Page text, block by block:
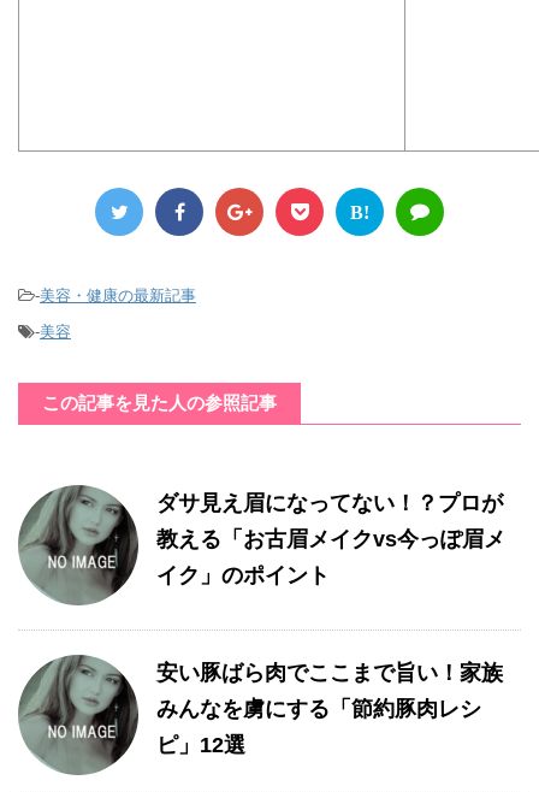
B!
-美容・健康の最新記事
-美容
この記事を見た人の参照記事
ダサ見え眉になってない！？プロが
教える「お古眉メイクvs今っぽ眉メ
イク」のポイント
安い豚ばら肉でここまで旨い！家族
みんなを虜にする「節約豚肉レシ
ピ」12選